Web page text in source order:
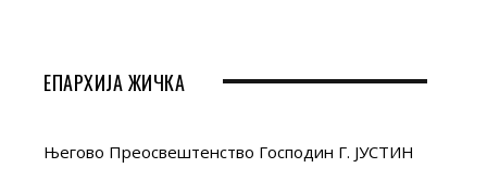
ЕПАРХИЈА ЖИЧКА
Његово Преосвештенство Господин Г. ЈУСТИН